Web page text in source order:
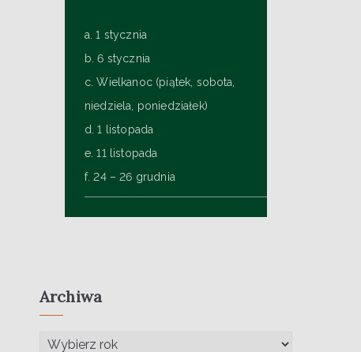
a. 1 stycznia
b. 6 stycznia
c. Wielkanoc (piątek, sobota,
niedziela, poniedziałek)
d. 1 listopada
e. 11 listopada
f. 24 – 26 grudnia
Archiwa